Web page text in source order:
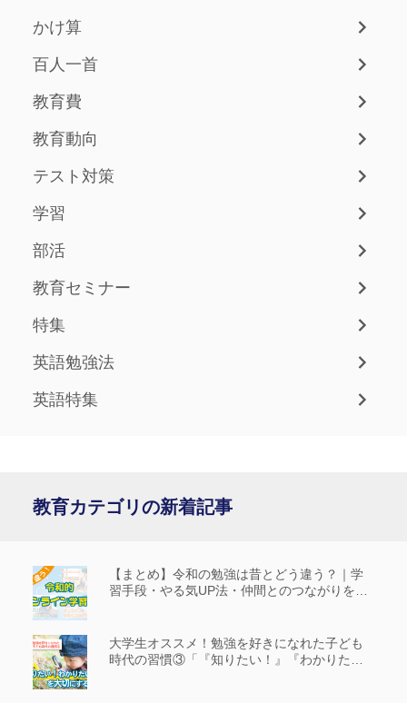
かけ算
百人一首
教育費
教育動向
テスト対策
学習
部活
教育セミナー
特集
英語勉強法
英語特集
教育カテゴリの新着記事
【まとめ】令和の勉強は昔とどう違う？｜学
習手段・やる気UP法・仲間とのつながりを解
大学生オススメ！勉強を好きになれた子ども
時代の習慣③「『知りたい！』『わかりた